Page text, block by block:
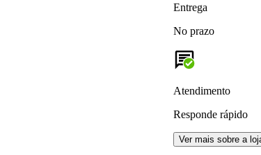
Entrega
No prazo
Atendimento
Responde rápido
Ver mais sobre a